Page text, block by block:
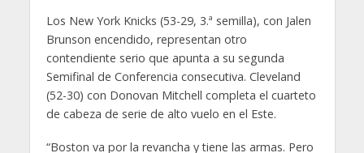
Los New York Knicks (53-29, 3.ª semilla), con Jalen
Brunson encendido, representan otro
contendiente serio que apunta a su segunda
Semifinal de Conferencia consecutiva. Cleveland
(52-30) con Donovan Mitchell completa el cuarteto
de cabeza de serie de alto vuelo en el Este.
“Boston va por la revancha y tiene las armas. Pero